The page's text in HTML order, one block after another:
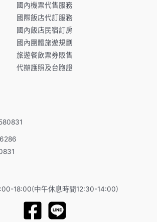
國內機票代售服務
國際飯店代訂服務
國內飯店民宿訂房
國內團體旅遊規劃
旅遊餐飲票券販售
代辦護照及台胞證
18:00(中午休息時間12:30-14:00)